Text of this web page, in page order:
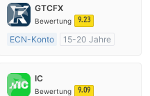
GTCFX
Bewertung 9.23
ECN-Konto
15-20 Jahre
Market Making (MM)
MT4-Volllizenz
IC
Bewertung 9.09